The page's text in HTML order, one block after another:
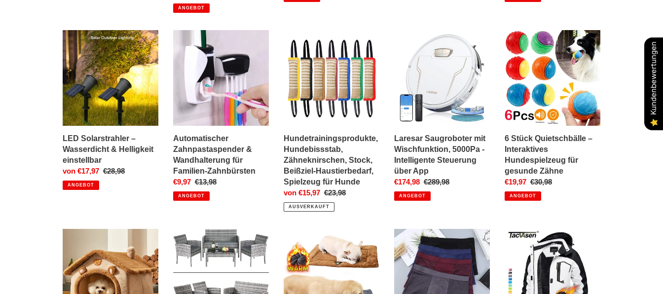
Preis
ANGEBOT
LED
Solarstrahler
Wasserdicht
Helligkeit
einstellbar
LED Solarstrahler –
Wasserdicht & Helligkeit
einstellbar
Sonderpreis
von €17,97 Normaler
€28,98
ANGEBOT
Automatischer
Zahnpastaspender
Wandhalterung
Familien-
Zahnbürsten
Automatischer
Zahnpastaspender &
Wandhalterung für
Familien-Zahnbürsten
Sonderpreis
€9,97 Normaler
Preis
€13,98
ANGEBOT
Hundebissstab,
Zähneknirschen,
Stock,
Beißziel-
Haustierbedarf,
Spielzeug
für
Hundetrainingsprodukte,
Hundebissstab,
Zähneknirschen, Stock,
Beißziel-Haustierbedarf,
Spielzeug für Hunde
Sonderpreis
von €15,97 Normaler
Preis
€23,98
AUSVERKAUFT
Saugroboter
Wischfunktion,
5000Pa
Intelligente
Steuerung
über
Laresar Saugroboter mit
Wischfunktion, 5000Pa -
Intelligente Steuerung
über App
Sonderpreis
€174,98 Normaler
Preis
€289,98
ANGEBOT
6
Stück
Quietschbälle
–
Interaktives
Hundespielzeug
für
gesunde
Zähne
6 Stück Quietschbälle –
Interaktives
Hundespielzeug für
gesunde Zähne
Sonderpreis
€19,97 Normaler
Preis
€30,98
ANGEBOT
flauschige
Hundehäuschen
4-
teiliges
Gartenmöbel-
Set
Stilvolle
Haustierdecke,
Heizmatte
–
Kuschelige
Wärme
Ultimativer
Komfort:
Luftdurchlässige
Bambusfaser
Boxershort
TACVASEN
Fleecejacke
Perfekte
Outdoor-
Kundenbewertungen